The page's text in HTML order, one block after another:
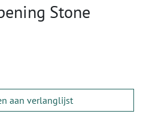
Stone
aan verlanglijst